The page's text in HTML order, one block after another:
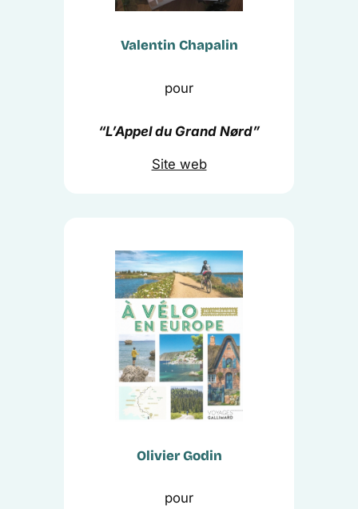
Valentin Chapalin
pour
“L’Appel du Grand Nørd”
Site web
Olivier Godin
pour